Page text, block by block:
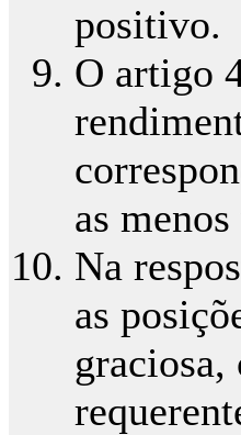
positivo.
O artigo
as
Na
as
graciosa,